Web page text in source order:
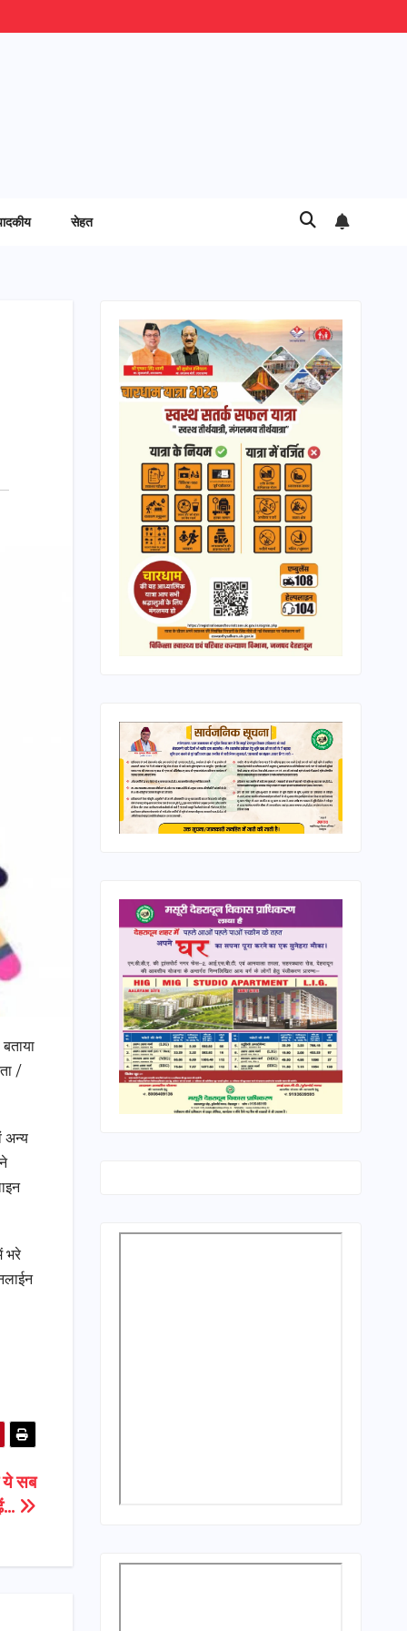
सेहत
/
अन्य
भरे
ये सब